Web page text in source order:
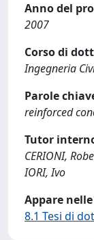
Anno del
2007
Corso di
Ingegneria
Parole
reinforced
Tutor
CERIONI,
IORI, Ivo
Appare
8.1 Tesi di